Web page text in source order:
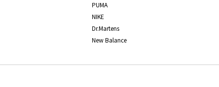
PUMA
NIKE
Dr.Martens
New Balance